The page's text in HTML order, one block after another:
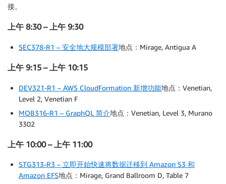
接。
上午 8:30 – 上午 9:30
SEC378-R1 – 安全地大规模部署地点：Mirage, Antigua A
上午 9:15 – 上午 10:15
DEV321-R1 – AWS CloudFormation 新增功能地点：Venetian,
Level 2, Venetian F
MOB316-R1 – GraphQL 简介地点：Venetian, Level 3, Murano
3302
上午 10:00 – 上午 11:00
STG313-R3 – 立即开始快速将数据迁移到 Amazon S3 和
Amazon EFS地点：Mirage, Grand Ballroom D, Table 7